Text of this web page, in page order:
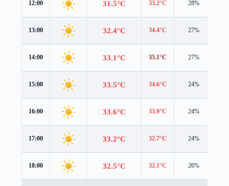
12:00 31.5°C 33.2°C 28%
13:00 32.4°C 34.4°C 27%
14:00 33.1°C 35.1°C 27%
15:00 33.5°C 34.6°C 24%
16:00 33.6°C 33.9°C 24%
17:00 33.2°C 32.7°C 24%
18:00 32.5°C 32.1°C 26%